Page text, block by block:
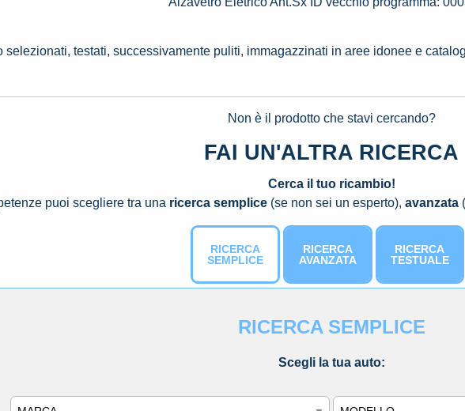
selezionati, testati, successivamente puliti, immagazzinati in aree idonee e
Non è il prodotto che stavi cercando?
FAI UN'ALTRA RICERCA
Cerca il tuo ricambio!
puoi scegliere tra una ricerca semplice (se non sei un esperto), avanzata
RICERCA
SEMPLICE
RICERCA
AVANZATA
RICERCA
TESTUALE
RICERCA SEMPLICE
Scegli la tua auto:
Marca Modello